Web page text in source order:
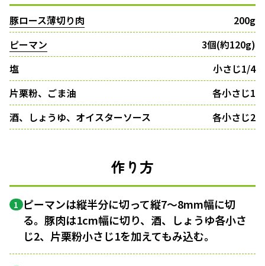
豚ロース薄切り肉
200g
ピーマン
3個(約120g)
塩
小さじ1/4
片栗粉、ごま油
各小さじ1
酒、しょうゆ、オイスターソース
各小さじ2
作り方
1 ピーマンは縦半分に切って縦7～8mm幅に切
る。豚肉は1cm幅に切り、酒、しょうゆ各小さ
じ2、片栗粉小さじ1を加えてもみ込む。